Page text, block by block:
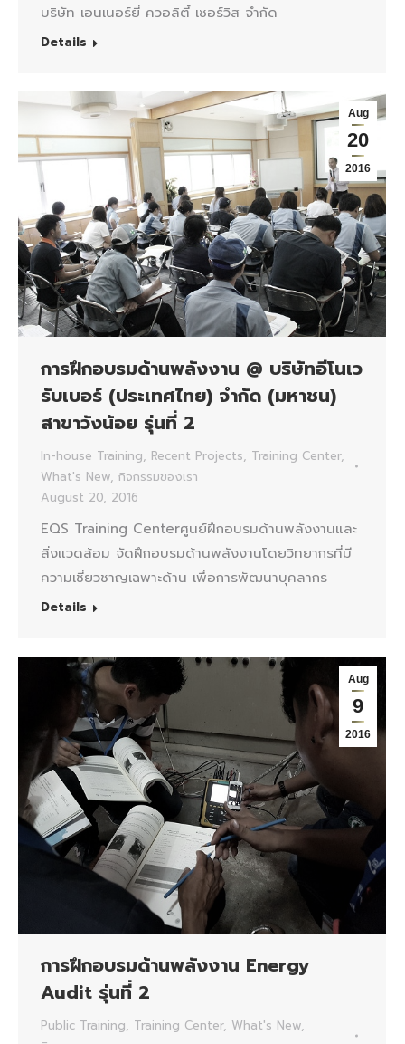
บริษัท เอนเนอร์ยี่ ควอลิตี้ เซอร์วิส จำกัด
Details
Aug
20
2016
การฝึกอบรมด้านพลังงาน @ บริษัทอีโนเว
รับเบอร์ (ประเทศไทย) จำกัด (มหาชน)
สาขาวังน้อย รุ่นที่ 2
In-house Training, Recent Projects, Training Center,
What's New, กิจกรรมของเรา
August 20, 2016
EQS Training Centerศูนย์ฝึกอบรมด้านพลังงานและ
สิ่งแวดล้อม จัดฝึกอบรมด้านพลังงานโดยวิทยากรที่มี
ความเชี่ยวชาญเฉพาะด้าน เพื่อการพัฒนาบุคลากร
Details
Aug
9
2016
การฝึกอบรมด้านพลังงาน Energy
Audit รุ่นที่ 2
Public Training, Training Center, What's New,